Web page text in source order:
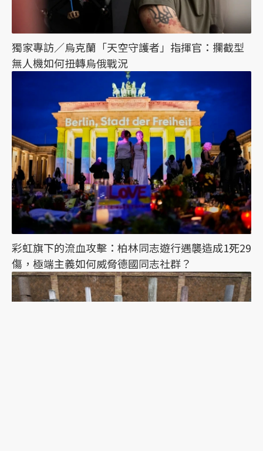
獨家專訪／烏克蘭「天空守護者」指揮官：攔截型
無人機如何扭轉烏俄戰況
彩虹旗下的流血攻擊：柏林同志遊行遇襲造成1死29
傷，極端主義如何威脅德國同志社群？